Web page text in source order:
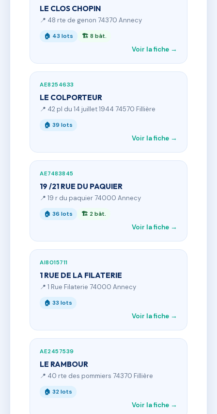
LE CLOS CHOPIN
📍 48 rte de genon 74370 Annecy
🏠 43 lots 🏗 8 bât.
Voir la fiche →
AE8254633
LE COLPORTEUR
📍 42 pl du 14 juillet 1944 74570 Fillière
🏠 39 lots
Voir la fiche →
AE7483845
19 /21 RUE DU PAQUIER
📍 19 r du paquier 74000 Annecy
🏠 36 lots 🏗 2 bât.
Voir la fiche →
AI8015711
1 RUE DE LA FILATERIE
📍 1 Rue Filaterie 74000 Annecy
🏠 33 lots
Voir la fiche →
AE2457539
LE RAMBOUR
📍 40 rte des pommiers 74370 Fillière
🏠 32 lots
Voir la fiche →